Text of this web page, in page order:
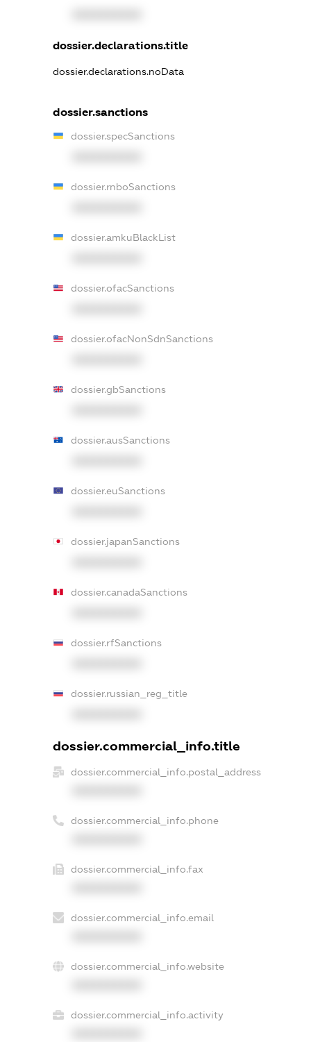
dossier.declarations.title
dossier.declarations.noData
dossier.sanctions
dossier.specSanctions
dossier.rnboSanctions
dossier.amkuBlackList
dossier.ofacSanctions
dossier.ofacNonSdnSanctions
dossier.gbSanctions
dossier.ausSanctions
dossier.euSanctions
dossier.japanSanctions
dossier.canadaSanctions
dossier.rfSanctions
dossier.russian_reg_title
dossier.commercial_info.title
dossier.commercial_info.postal_address
dossier.commercial_info.phone
dossier.commercial_info.fax
dossier.commercial_info.email
dossier.commercial_info.website
dossier.commercial_info.activity